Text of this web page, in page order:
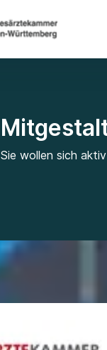
Sie wollen sich